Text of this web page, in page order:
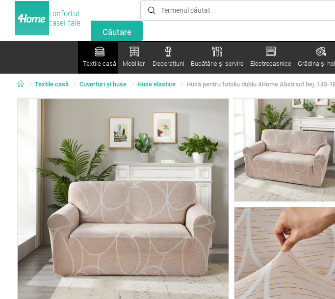
confortul
casei tale
Textile casă Mobilier Decorațiuni Bucătărie și servire Electrocasnice Grădina şi
Textile casă Cuverturi și huse Huse elastice Husă pentru fotoliu dublu 4Home Abstract bej ,145-